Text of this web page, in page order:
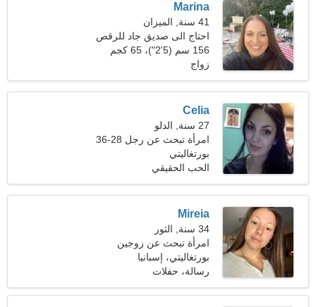
Marina
41 سنة, الميزان
احتاج الى صديق جاد للرقص
معا
156 سم (5'2")، 65 كجم
(143 رطلا)زواج
Celia
27 سنة, الدلو
امرأة تبحث عن رجل 28-36
بورتغاليتي
الحب الحقيقي
Mireia
34 سنة, الثور
امرأة تبحث عن زوجين
بورتغاليتي، إسبانيا
رسالة، حفلات